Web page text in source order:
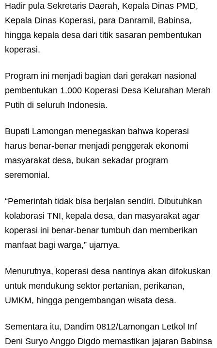
Hadir pula Sekretaris Daerah, Kepala Dinas PMD,
Kepala Dinas Koperasi, para Danramil, Babinsa,
hingga kepala desa dari titik sasaran pembentukan
koperasi.
Program ini menjadi bagian dari gerakan nasional
pembentukan 1.000 Koperasi Desa Kelurahan Merah
Putih di seluruh Indonesia.
Bupati Lamongan menegaskan bahwa koperasi
harus benar-benar menjadi penggerak ekonomi
masyarakat desa, bukan sekadar program
seremonial.
“Pemerintah tidak bisa berjalan sendiri. Dibutuhkan
kolaborasi TNI, kepala desa, dan masyarakat agar
koperasi ini benar-benar tumbuh dan memberikan
manfaat bagi warga,” ujarnya.
Menurutnya, koperasi desa nantinya akan difokuskan
untuk mendukung sektor pertanian, perikanan,
UMKM, hingga pengembangan wisata desa.
Sementara itu, Dandim 0812/Lamongan Letkol Inf
Deni Suryo Anggo Digdo memastikan jajaran Babinsa